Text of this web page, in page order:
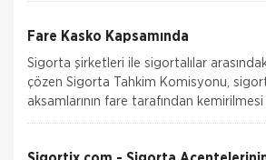
Fare Kasko Kapsamında
Sigorta şirketleri ile sigortalılar
çözen Sigorta Tahkim Komisyonu,
aksamlarının fare tarafından
şi
Zorunlu Deprem Sigortası